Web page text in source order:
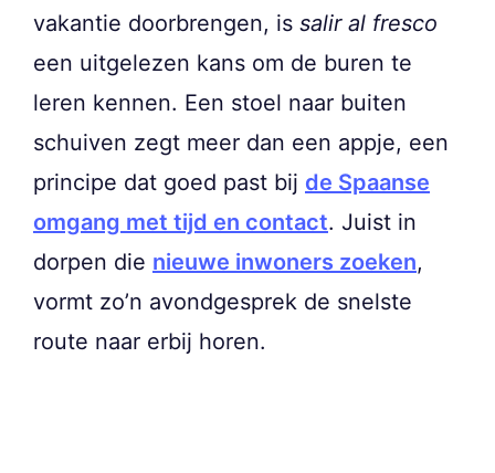
vakantie doorbrengen, is salir al fresco
een uitgelezen kans om de buren te
leren kennen. Een stoel naar buiten
schuiven zegt meer dan een appje, een
principe dat goed past bij de Spaanse
omgang met tijd en contact. Juist in
dorpen die nieuwe inwoners zoeken,
vormt zo’n avondgesprek de snelste
route naar erbij horen.